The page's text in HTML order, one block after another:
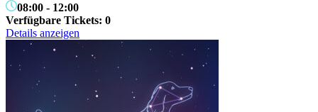
08:00 - 12:00
Verfügbare Tickets: 0
Details anzeigen